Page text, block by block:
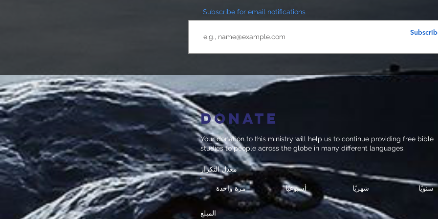
Subscribe for email notifications
Donate
Your donation to this ministry will help us to continue providing free bible
studies to people across the globe in many different languages.
معدل التكرار
مرة واحدة أسبوعيًا شهريًا سنويًا
المبلغ